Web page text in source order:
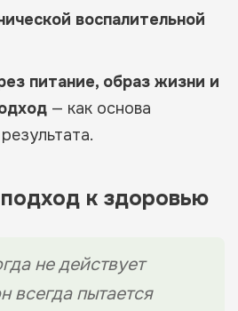
воспалительной
питание, образ жизни и
— как основа
к здоровью
не действует
всегда пытается